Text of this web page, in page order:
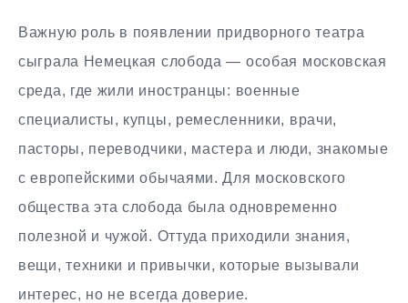
Важную роль в появлении придворного театра
сыграла Немецкая слобода — особая московская
среда, где жили иностранцы: военные
специалисты, купцы, ремесленники, врачи,
пасторы, переводчики, мастера и люди, знакомые
с европейскими обычаями. Для московского
общества эта слобода была одновременно
полезной и чужой. Оттуда приходили знания,
вещи, техники и привычки, которые вызывали
интерес, но не всегда доверие.